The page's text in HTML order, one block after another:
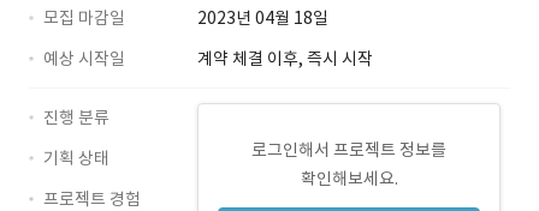
모집 마감일
2023년 04월 18일
예상 시작일
계약 체결 이후, 즉시 시작
로그인해서 프로젝트 정보를
확인해보세요.
진행 분류
기획 상태
프로젝트 경험